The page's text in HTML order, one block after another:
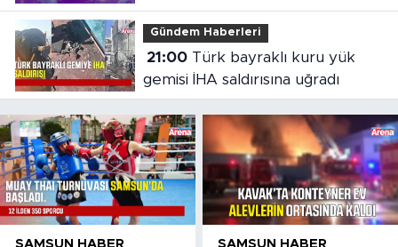
Gündem Haberleri
21:00Türk bayraklı kuru yük
gemisi İHA saldırısına uğradı
SAMSUN HABER SAMSUN HABER